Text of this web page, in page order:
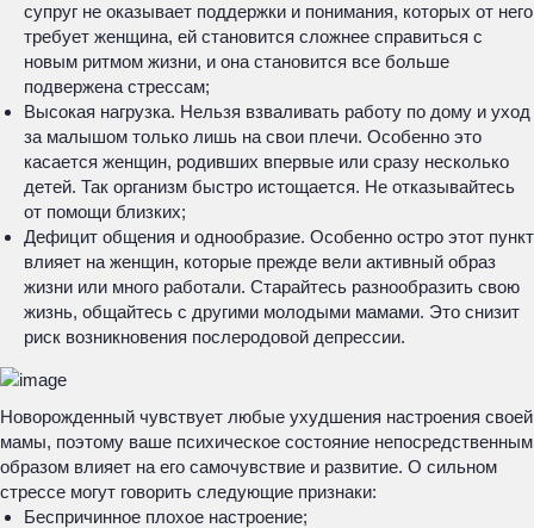
супруг не оказывает поддержки и понимания, которых от него
требует женщина, ей становится сложнее справиться с
новым ритмом жизни, и она становится все больше
подвержена стрессам;
Высокая нагрузка. Нельзя взваливать работу по дому и уход
за малышом только лишь на свои плечи. Особенно это
касается женщин, родивших впервые или сразу несколько
детей. Так организм быстро истощается. Не отказывайтесь
от помощи близких;
Дефицит общения и однообразие. Особенно остро этот пункт
влияет на женщин, которые прежде вели активный образ
жизни или много работали. Старайтесь разнообразить свою
жизнь, общайтесь с другими молодыми мамами. Это снизит
риск возникновения послеродовой депрессии.
Новорожденный чувствует любые ухудшения настроения своей
мамы, поэтому ваше психическое состояние непосредственным
образом влияет на его самочувствие и развитие. О сильном
стрессе могут говорить следующие признаки:
Беспричинное плохое настроение;